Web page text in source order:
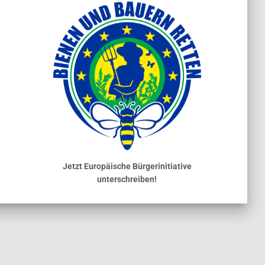
Jetzt Europäische Bürgerinitiative
unterschreiben!